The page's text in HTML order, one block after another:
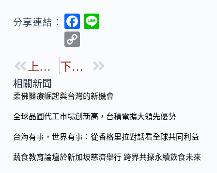
分享連結：
F
b
o
k
p
Li
n
k
上一篇 下一篇
相關新聞
柔佛醫療崛起與台灣的新機會
全球晶圓代工市場創新高，台積電擴大領先優勢
台海有事，世界有事：從香格里拉對話看全球共同利益
蔬食教育論壇於新加坡慈濟舉行 跨界共探永續飲食未來